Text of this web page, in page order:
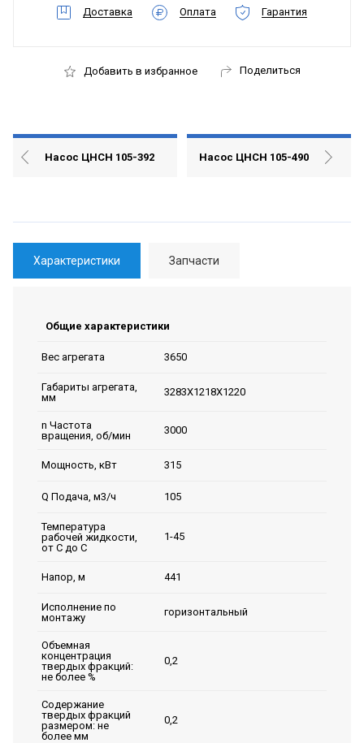
Доставка Оплата Гарантия
Добавить в избранное Поделиться
Насос ЦНСН 105-392 Насос ЦНСН 105-490
Характеристики Запчасти
Общие характеристики
Вес агрегата 3650
Габариты агрегата,
мм
3283Х1218Х1220
n Частота
вращения, об/мин
3000
Мощность, кВт 315
Q Подача, м3/ч 105
Температура
рабочей жидкости,
от С до С
1-45
Напор, м 441
Исполнение по
монтажу
горизонтальный
Объемная
концентрация
твердых фракций:
не более %
0,2
Содержание
твердых фракций
размером: не
более мм
0,2